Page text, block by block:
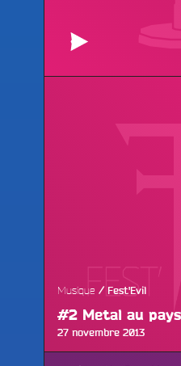
#2 Metal au
Musique Fest'Evil
Publié
27 novembre 2013